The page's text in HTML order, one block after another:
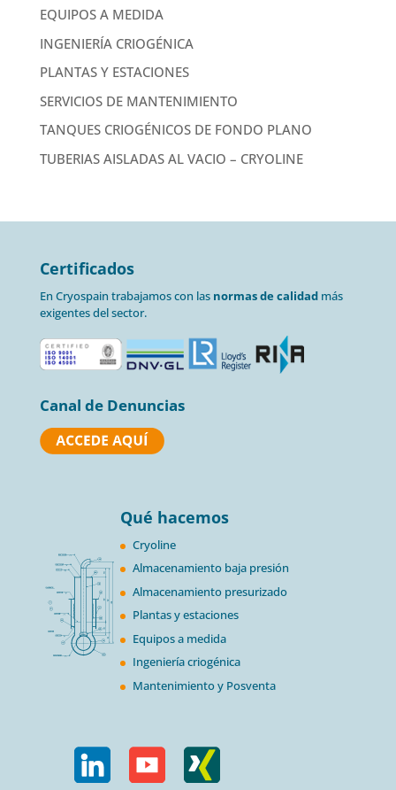
EQUIPOS A MEDIDA
INGENIERÍA CRIOGÉNICA
PLANTAS Y ESTACIONES
SERVICIOS DE MANTENIMIENTO
TANQUES CRIOGÉNICOS DE FONDO PLANO
TUBERIAS AISLADAS AL VACIO – CRYOLINE
Certificados
En Cryospain trabajamos con las normas de calidadmás
exigentes del sector.
Canal de Denuncias
Qué hacemos
Cryoline
Almacenamiento baja presión
Almacenamiento presurizado
Plantas y estaciones
Equipos a medida
Ingeniería criogénica
Mantenimiento y Posventa